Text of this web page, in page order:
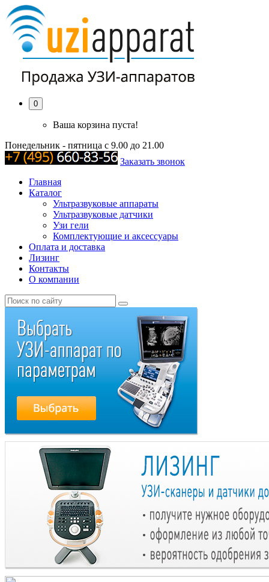
0
Ваша корзина пуста!
Понедельник - пятница с 9.00 до 21.00
Заказать звонок
Главная
Каталог
Ультразвуковые аппараты
Ультразвуковые датчики
Узи гели
Комплектующие и аксессуары
Оплата и доставка
Лизинг
Контакты
О компании